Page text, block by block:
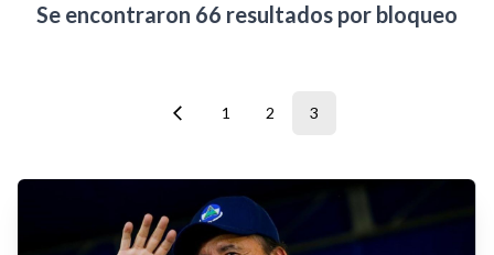
Se encontraron 66 resultados por bloqueo
1 2 3